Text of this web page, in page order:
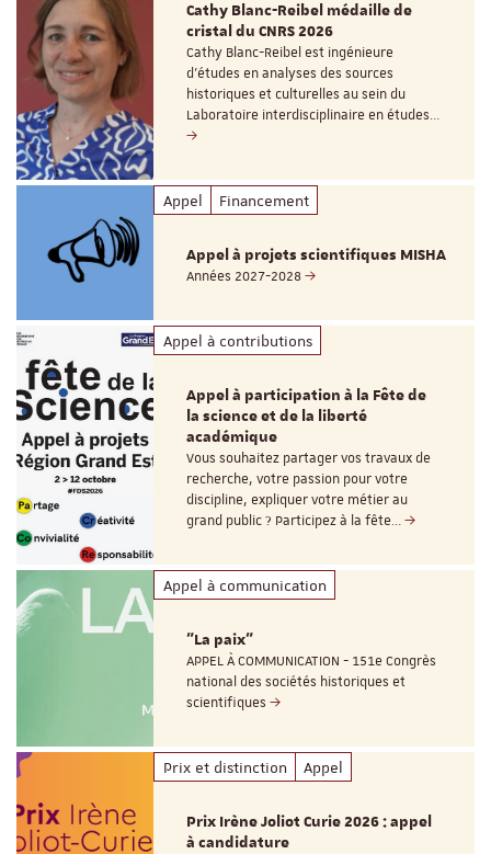
Cathy Blanc-Reibel médaille de
cristal du CNRS 2026
Cathy Blanc-Reibel est ingénieure
d’études en analyses des sources
historiques et culturelles au sein du
Laboratoire interdisciplinaire en études…
Appel Financement
Appel à projets scientifiques MISHA
Années 2027-2028
Appel à contributions
Appel à participation à la Fête de
la science et de la liberté
académique
Vous souhaitez partager vos travaux de
recherche, votre passion pour votre
discipline, expliquer votre métier au
grand public ? Participez à la fête…
Appel à communication
"La paix"
APPEL À COMMUNICATION - 151e Congrès
national des sociétés historiques et
scientifiques
Prix et distinction Appel
Prix Irène Joliot Curie 2026 : appel
à candidature